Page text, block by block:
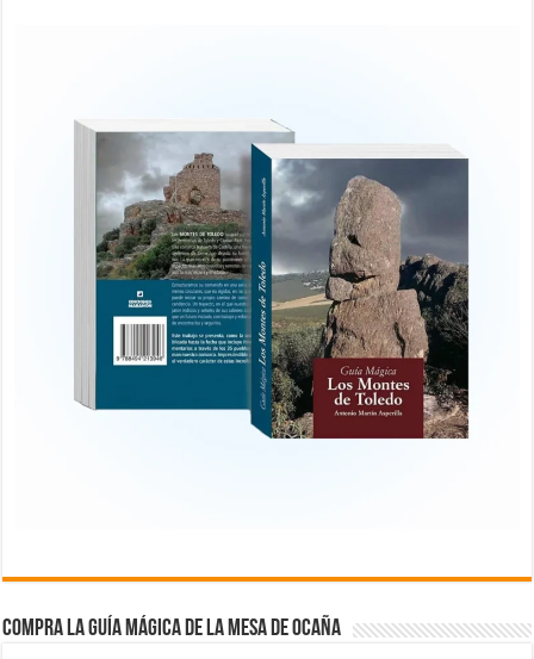
COMPRA LA GUÍA MÁGICA DE LA MESA DE OCAÑA